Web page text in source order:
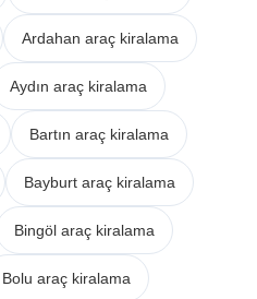
Ardahan araç kiralama
Aydın araç kiralama
Bartın araç kiralama
Bayburt araç kiralama
Bingöl araç kiralama
Bolu araç kiralama